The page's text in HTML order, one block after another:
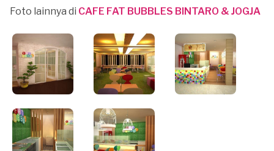
Foto lainnya di CAFE FAT BUBBLES BINTARO & JOGJA